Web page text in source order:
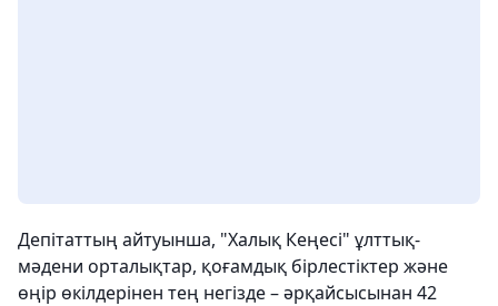
Депітаттың айтуынша, "Халық Кеңесі" ұлттық-
мәдени орталықтар, қоғамдық бірлестіктер және
өңір өкілдерінен тең негізде – әрқайсысынан 42